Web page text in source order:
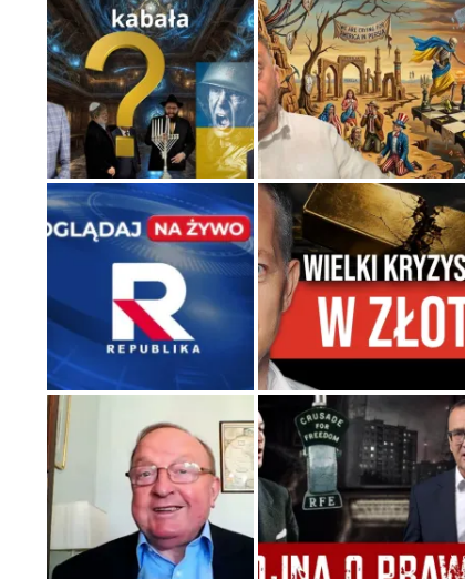
Domowe polowanie na wolne
fale
Niezwykły scenariusz bez
państwowej dotacji
Kosmiczny labirynt dawnych
teorii mistycznych
Tajemnica nagłego upadku
krajowych serwerów